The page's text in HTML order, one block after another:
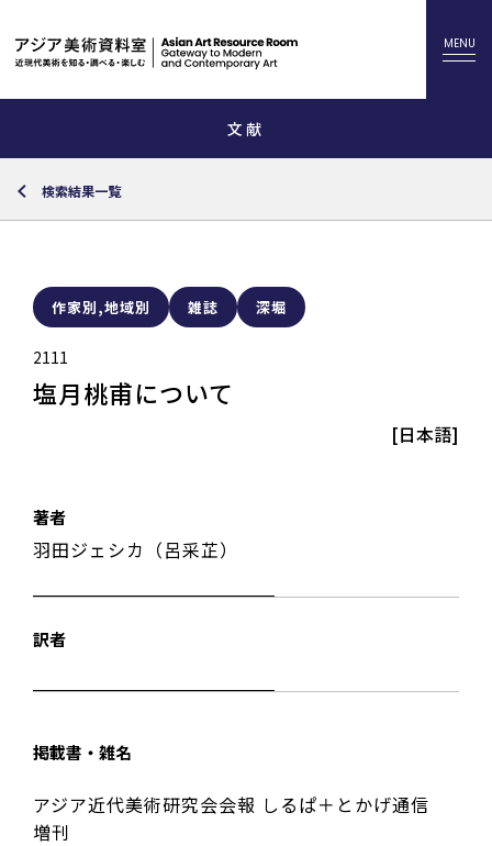
文献
検索結果一覧
作家別,地域別 雑誌 深堀
2111
塩月桃甫について
[日本語]
著者
羽田ジェシカ（呂采芷）
訳者
掲載書・雑名
アジア近代美術研究会会報 しるぱ＋とかげ通信
増刊